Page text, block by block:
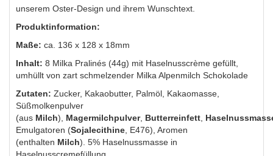
unserem Oster-Design und ihrem Wunschtext.
Produktinformation:
Maße: ca. 136 x 128 x 18mm
Inhalt: 8 Milka Pralinés (44g) mit Haselnusscrème gefüllt,
umhüllt von zart schmelzender Milka Alpenmilch Schokolade
Zutaten: Zucker, Kakaobutter, Palmöl, Kakaomasse,
Süßmolkenpulver
(aus Milch), Magermilchpulver, Butterreinfett
Emulgatoren (Sojalecithine , E476), Aromen
(enthalten Milch). 5% Haselnussmasse in